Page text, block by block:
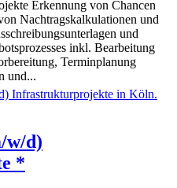
Erkennung von Chancen
Nachtragskalkulationen und
und
inkl. Bearbeitung
Terminplanung
und...
w/d)
*